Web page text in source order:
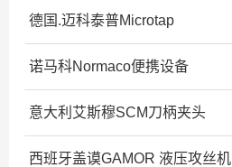
德国.迈科泰普Microtap
诺马科Normaco便携设备
意大利艾斯穆SCM刀柄夹头
西班牙盖谟GAMOR 液压攻丝机